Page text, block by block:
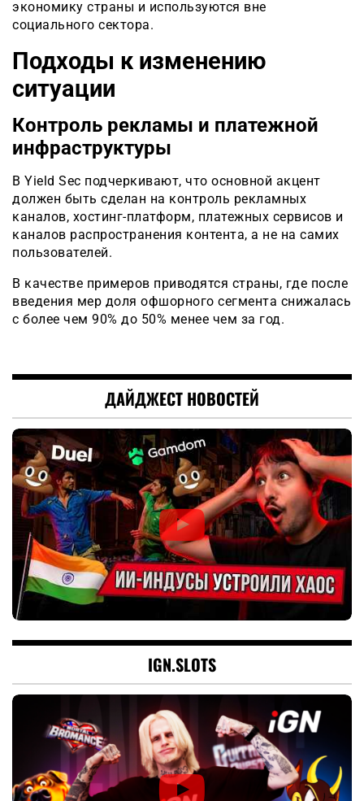
экономику страны и используются вне
социального сектора.
Подходы к изменению
ситуации
Контроль рекламы и платежной
инфраструктуры
В Yield Sec подчеркивают, что основной акцент
должен быть сделан на контроль рекламных
каналов, хостинг-платформ, платежных сервисов и
каналов распространения контента, а не на самих
пользователей.
В качестве примеров приводятся страны, где после
введения мер доля офшорного сегмента снижалась
с более чем 90% до 50% менее чем за год.
ДАЙДЖЕСТ НОВОСТЕЙ
IGN.SLOTS